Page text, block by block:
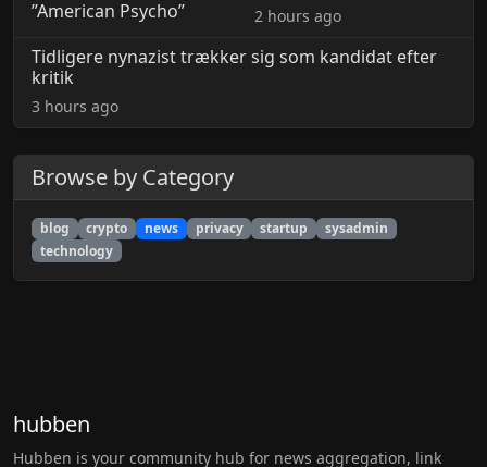
2 hours ago
Tidligere nynazist trækker sig som kandidat efter
kritik
3 hours ago
Browse by Category
blog crypto news privacy startup
sysadmin
technology
hubben
Hubben is your community hub for news aggregation, link